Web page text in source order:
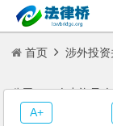
首页 涉外投
公司，一人出资及
A+